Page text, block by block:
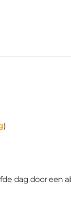
)
dag door een